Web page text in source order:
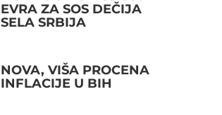
EVRA ZA SOS DEČIJA
SELA SRBIJA
NOVA, VIŠA PROCENA
INFLACIJE U BIH